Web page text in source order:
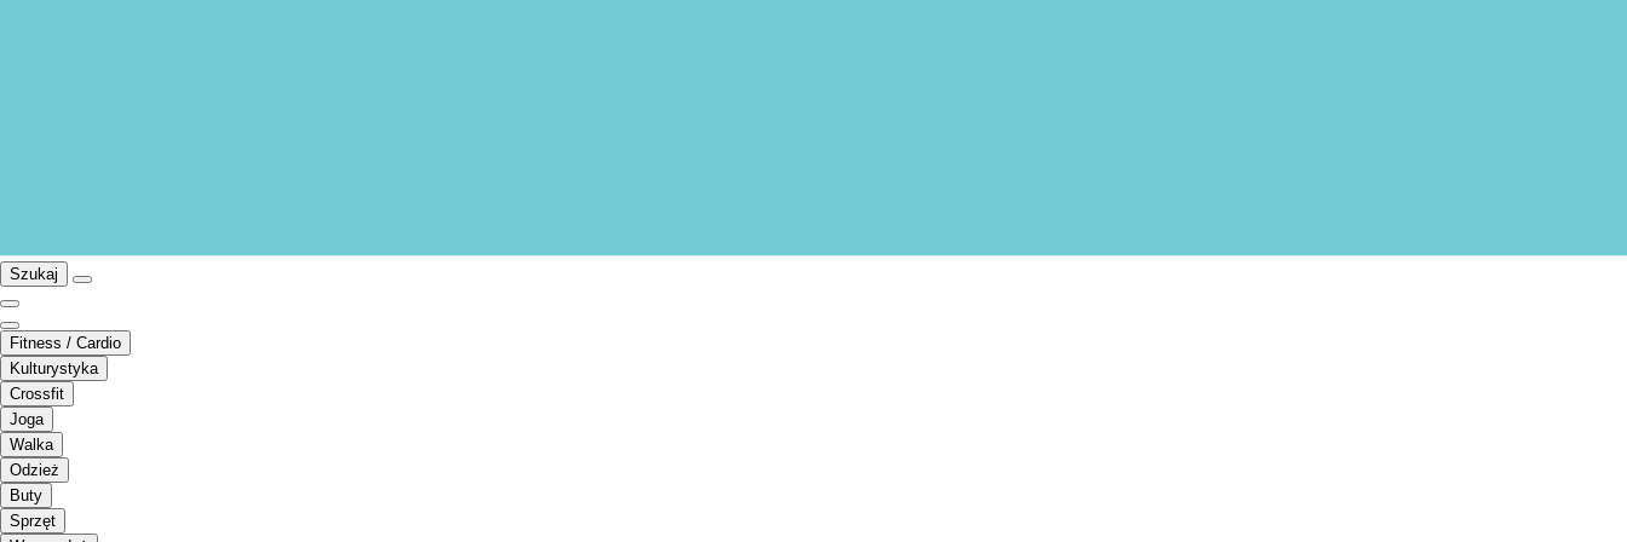
Szukaj
Fitness / Cardio
Kulturystyka
Crossfit
Joga
Walka
Odzież
Buty
Sprzęt